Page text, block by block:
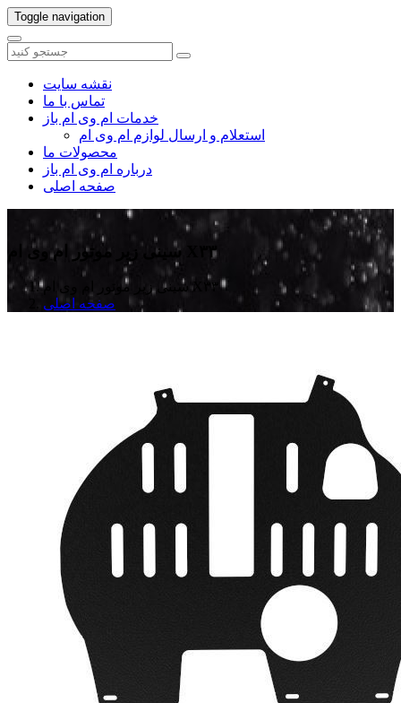
Toggle navigation
نقشه سایت
تماس با ما
خدمات ام وی ام باز
استعلام و ارسال لوازم ام وی ام
محصولات ما
درباره ام وی ام باز
صفحه اصلی
سینی زیر موتور ام وی ام X۳۳
سینی زیر موتور ام وی ام X۳۳
صفحه اصلی